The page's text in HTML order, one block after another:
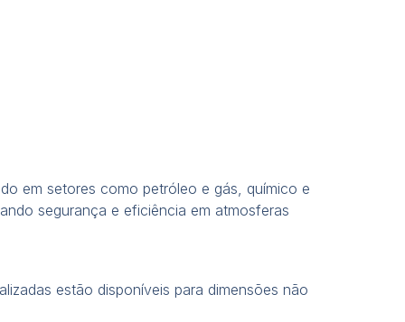
em setores como petróleo e gás, químico e
segurança e eficiência em atmosferas
estão disponíveis para dimensões não